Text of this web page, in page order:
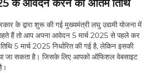
के आवेदन करने की अंतिम तिथि
के द्वारा शुरू की गई मुख्यमंत्री लघु उद्यमी योजना में
हैं तो आप अपना आवेदन 5 मार्च 2025 से पहले कर
5 मार्च 2025 निर्धारित की गई है, लेकिन इसकी
जा सकता है। जिसके लिए आपको ऑफिशल वेबसाइट